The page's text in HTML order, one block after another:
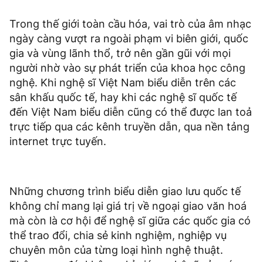
Trong thế giới toàn cầu hóa, vai trò của âm nhạc
ngày càng vượt ra ngoài phạm vi biên giới, quốc
gia và vùng lãnh thổ, trở nên gần gũi với mọi
người nhờ vào sự phát triển của khoa học công
nghệ. Khi nghệ sĩ Việt Nam biểu diễn trên các
sân khấu quốc tế, hay khi các nghệ sĩ quốc tế
đến Việt Nam biểu diễn cũng có thể được lan toả
trực tiếp qua các kênh truyền dẫn, qua nền tảng
internet trực tuyến.
Những chương trình biểu diễn giao lưu quốc tế
không chỉ mang lại giá trị về ngoại giao văn hoá
mà còn là cơ hội để nghệ sĩ giữa các quốc gia có
thể trao đổi, chia sẻ kinh nghiệm, nghiệp vụ
chuyên môn của từng loại hình nghệ thuật.